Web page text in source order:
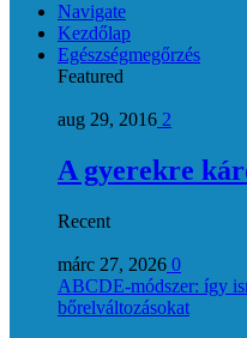
Navigate
Kezdőlap
Egészségmegőrzés
Featured
aug 29, 2016 2
A gyerekre
Recent
márc 27, 2026 0
ABCDE‑módszer: így
bőrelváltozásokat